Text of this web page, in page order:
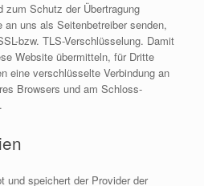
zum Schutz der Übertragung
uns als Seitenbetreiber senden,
bzw. TLS-Verschlüsselung. Damit
Website übermitteln, für Dritte
eine verschlüsselte Verbindung an
Browsers und am Schloss-
und speichert der Provider der